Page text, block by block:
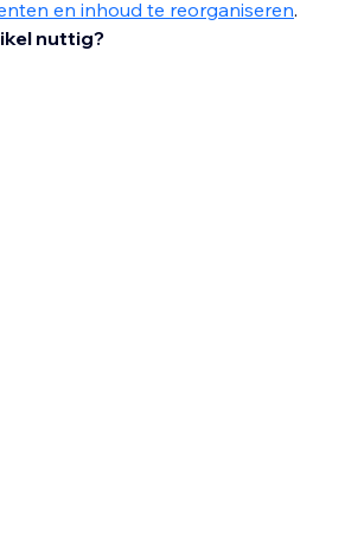
en inhoud te reorganiseren.
nuttig?